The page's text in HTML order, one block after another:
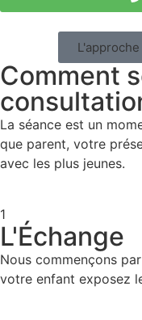
Comment
La séance est un
que parent, votre
avec les plus jeunes.
1
L'Échange
Nous commençons
votre enfant exposez